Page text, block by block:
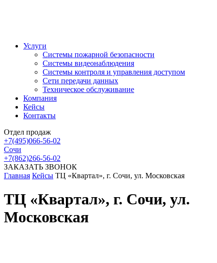
Услуги
Системы пожарной безопасности
Системы видеонаблюдения
Системы контроля и управления доступом
Сети передачи данных
Техническое обслуживание
Компания
Кейсы
Контакты
Отдел продаж
+7(495)066-56-02
Сочи
+7(862)266-56-02
ЗАКАЗАТЬ ЗВОНОК
Главная Кейсы ТЦ «Квартал», г. Сочи, ул. Московская
ТЦ «Квартал», г. Сочи, ул.
Московская